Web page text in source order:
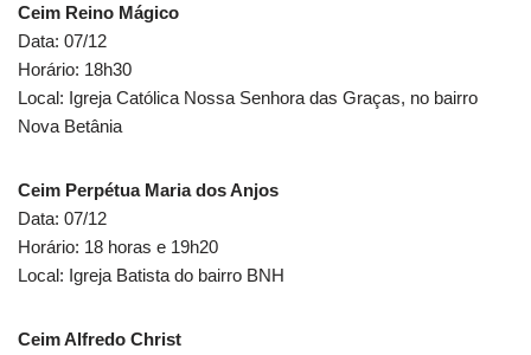
Ceim Reino Mágico
Data: 07/12
Horário: 18h30
Local: Igreja Católica Nossa Senhora das Graças, no bairro
Nova Betânia
Ceim Perpétua Maria dos Anjos
Data: 07/12
Horário: 18 horas e 19h20
Local: Igreja Batista do bairro BNH
Ceim Alfredo Christ